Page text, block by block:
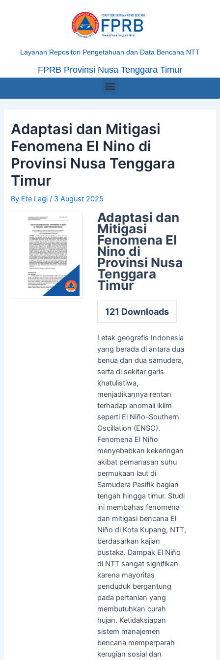
Layanan Repositori Pengetahuan dan Data Bencana NTT
FPRB Provinsi Nusa Tenggara Timur
Menu
Adaptasi dan Mitigasi
Fenomena El Nino di
Provinsi Nusa Tenggara
Timur
By Ete Lagi/ 3 August 2025
Adaptasi dan
Mitigasi
Fenomena El
Nino di
Provinsi Nusa
Tenggara
Timur
121 Downloads
Letak geografis Indonesia
yang berada di antara dua
benua dan dua samudera,
serta di sekitar garis
khatulistiwa,
menjadikannya rentan
terhadap anomali iklim
seperti El Niño–Southern
Oscillation (ENSO).
Fenomena El Niño
menyebabkan kekeringan
akibat pemanasan suhu
permukaan laut di
Samudera Pasifik bagian
tengah hingga timur. Studi
ini membahas fenomena
dan mitigasi bencana El
Niño di Kota Kupang, NTT,
berdasarkan kajian
pustaka. Dampak El Niño
di NTT sangat signifikan
karena mayoritas
penduduk bergantung
pada pertanian yang
membutuhkan curah
hujan. Ketidaksiapan
sistem manajemen
bencana memperparah
kerugian sosial dan